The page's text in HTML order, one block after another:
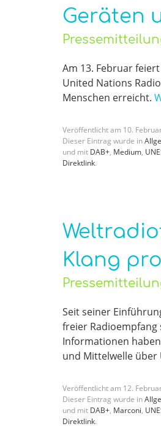
Geräten
Am 13. Februar
United Nations
Menschen erreicht.
Veröffentlicht am 10.
Dieser Eintrag wurde in
und mit DAB+, Medium,
Direktlink.
Klang
Seit seiner
freier Radioempfang
Informationen
und Mittelwelle über
Veröffentlicht am 12.
Dieser Eintrag wurde in
und mit DAB+, Marconi,
Direktlink.